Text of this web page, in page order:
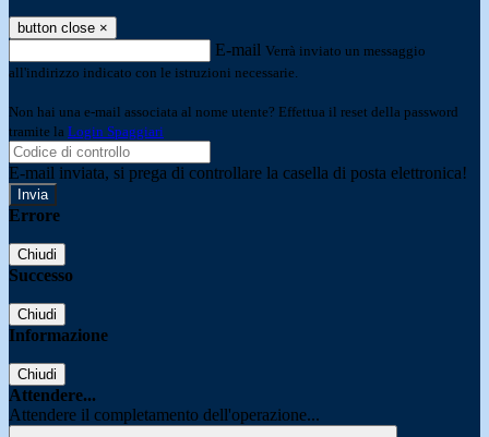
button close ×
E-mail Verrà inviato un messaggio
all'indirizzo indicato con le istruzioni necessarie.
Non hai una e-mail associata al nome utente? Effettua il reset della password
tramite la Login Spaggiari
E-mail inviata, si prega di controllare la casella di posta elettronica!
Errore
Chiudi
Successo
Chiudi
Informazione
Chiudi
Attendere...
Attendere il completamento dell'operazione...